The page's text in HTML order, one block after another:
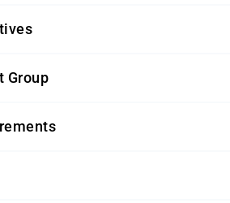
Linux verfügen.
als Red Hat Certified
Kenntnisse in der Verwaltung
Group
und Infrastrukturen verantwortlich
Sicherheitsfachkräfte mit Aufgaben
Satellite 6.14 und OpenSCAP 1.3.7.